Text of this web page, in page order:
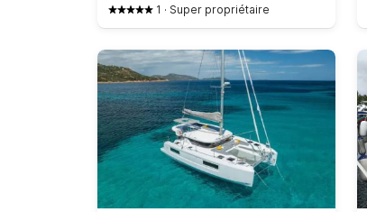
1 · Super propriétaire